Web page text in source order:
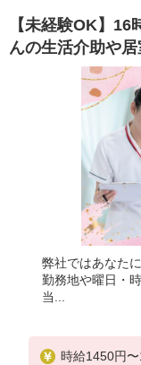
【未経験OK】
んの生活介助や居
弊社ではあなた
勤務地や曜日・
当...
時給1450円